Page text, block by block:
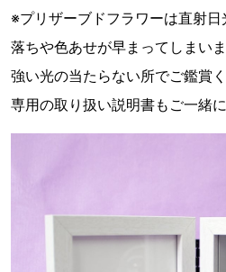
※プリザーブドフラワーは直射
落ちや色あせが早まってしまいま
強い光の当たらない所でご鑑賞く
専用の取り扱い説明書もご一緒